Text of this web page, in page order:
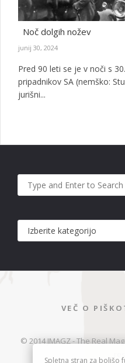
Noč dolgih nožev
junij 30, 2024
Pred 90 leti se je v noči s
pripadnikov SA (nemško:
jurišni...
VEČ O
© 2014 JMAGZ - The Real
Spletna stran za boljšo